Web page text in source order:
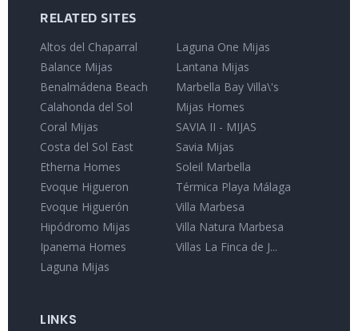
RELATED SITES
Altos del Chaparral
Balance Mijas
Benalmádena Beach
Calahonda del Sol
Coral Mijas
Costa del Sol East
Etherna Homes
Evoque Higueron
Evoque Higuerón
Hipódromo Mijas
Ipanema Homes
Laguna Mijas
Laguna One Mijas
Lantana Mijas
Marbella Bay Villa\'s
Mijas Homes
SAVIA II - MIJAS
Savia Mijas
Soleil Marbella
Térmica Playa Málaga
Villa Marbesa
Villa Natura Marbesa
Villas La Finca de J...
LINKS